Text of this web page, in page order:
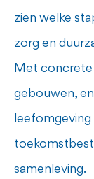
zien welke
zorg en
Met concrete
gebouwen,
samenleving.